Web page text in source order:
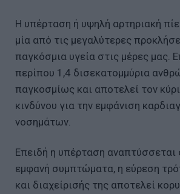
Η υπέρταση ή υψηλή αρτηριακή
μία από τις μεγαλύτερες
παγκόσμια υγεία στις μέρες μας.
περίπου 1,4 δισεκατομμύρια
παγκοσμίως και αποτελεί τον
κινδύνου για την εμφάνιση
νοσημάτων.
Επειδή η υπέρταση αναπτύσσεται
εμφανή συμπτώματα, η εύρεση
και διαχείρισής της αποτελεί